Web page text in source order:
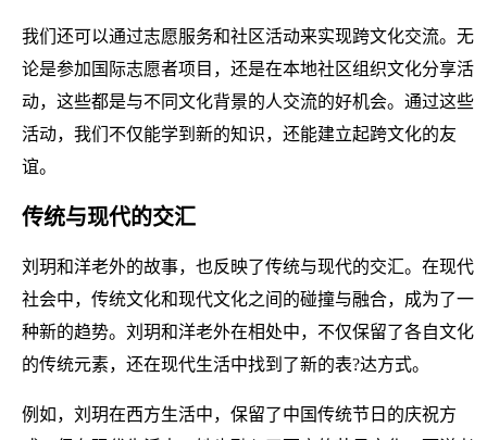
我们还可以通过志愿服务和社区活动来实现跨文化交流。无
论是参加国际志愿者项目，还是在本地社区组织文化分享活
动，这些都是与不同文化背景的人交流的好机会。通过这些
活动，我们不仅能学到新的知识，还能建立起跨文化的友
谊。
传统与现代的交汇
刘玥和洋老外的故事，也反映了传统与现代的交汇。在现代
社会中，传统文化和现代文化之间的碰撞与融合，成为了一
种新的趋势。刘玥和洋老外在相处中，不仅保留了各自文化
的传统元素，还在现代生活中找到了新的表?达方式。
例如，刘玥在西方生活中，保留了中国传统节日的庆祝方